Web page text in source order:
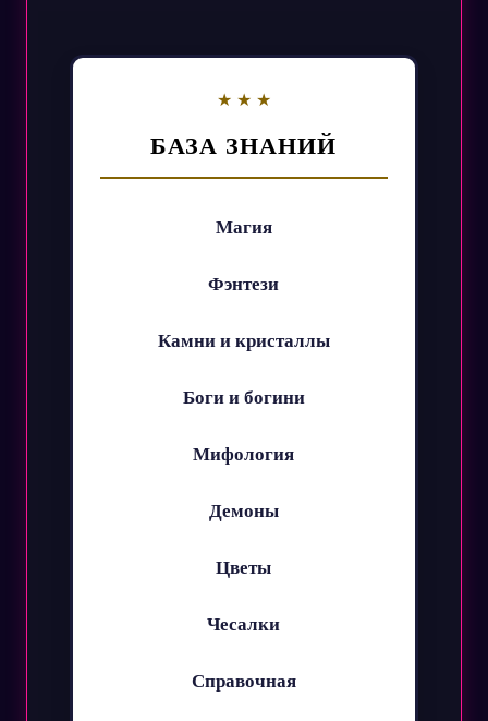
БАЗА ЗНАНИЙ
Магия
Фэнтези
Камни и кристаллы
Боги и богини
Мифология
Демоны
Цветы
Чесалки
Справочная